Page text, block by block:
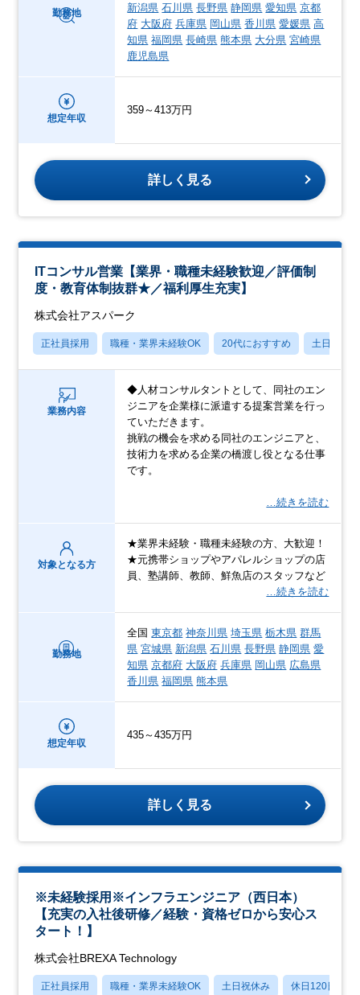
勤務地
新潟県 石川県 長野県 静岡県 愛知県 京都
府 大阪府 兵庫県 岡山県 香川県 愛媛県 高
知県 福岡県 長崎県 熊本県 大分県 宮崎県
鹿児島県
想定年収
359～413万円
詳しく見る
ITコンサル営業【業界・職種未経験歓迎／評価制
度・教育体制抜群★／福利厚生充実】
株式会社アスパーク
正社員採用 職種・業界未経験OK 20代におすすめ 土日祝休み
業務内容
◆人材コンサルタントとして、同社のエン
ジニアを企業様に派遣する提案営業を行っ
ていただきます。
挑戦の機会を求める同社のエンジニアと、
技術力を求める企業の橋渡し役となる仕事
です。
…続きを読む
対象となる方
★業界未経験・職種未経験の方、大歓迎！
★元携帯ショップやアパレルショップの店
員、塾講師、教師、鮮魚店のスタッフなど
…続きを読む
勤務地
全国東京都 神奈川県 埼玉県 栃木県 群馬
県 宮城県 新潟県 石川県 長野県 静岡県 愛
知県 京都府 大阪府 兵庫県 岡山県 広島県
香川県 福岡県 熊本県
想定年収
435～435万円
詳しく見る
※未経験採用※インフラエンジニア（西日本）
【充実の入社後研修／経験・資格ゼロから安心ス
タート！】
株式会社BREXA Technology
正社員採用 職種・業界未経験OK 土日祝休み 休日120日以上